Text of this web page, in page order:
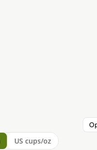
US cups/oz